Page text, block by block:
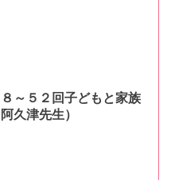
～５２回子どもと家族
久津先生）